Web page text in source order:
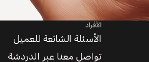
الأفراد
الأسئلة الشائعة للعميل
تواصل معنا عبر الدردشة